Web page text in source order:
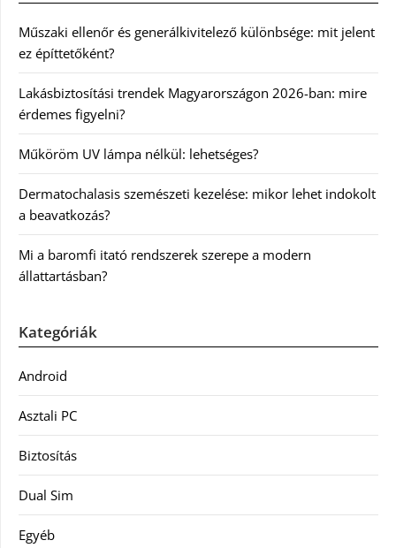
Műszaki ellenőr és generálkivitelező különbsége: mit jelent
ez építtetőként?
Lakásbiztosítási trendek Magyarországon 2026-ban: mire
érdemes figyelni?
Műköröm UV lámpa nélkül: lehetséges?
Dermatochalasis szemészeti kezelése: mikor lehet indokolt
a beavatkozás?
Mi a baromfi itató rendszerek szerepe a modern
állattartásban?
Kategóriák
Android
Asztali PC
Biztosítás
Dual Sim
Egyéb